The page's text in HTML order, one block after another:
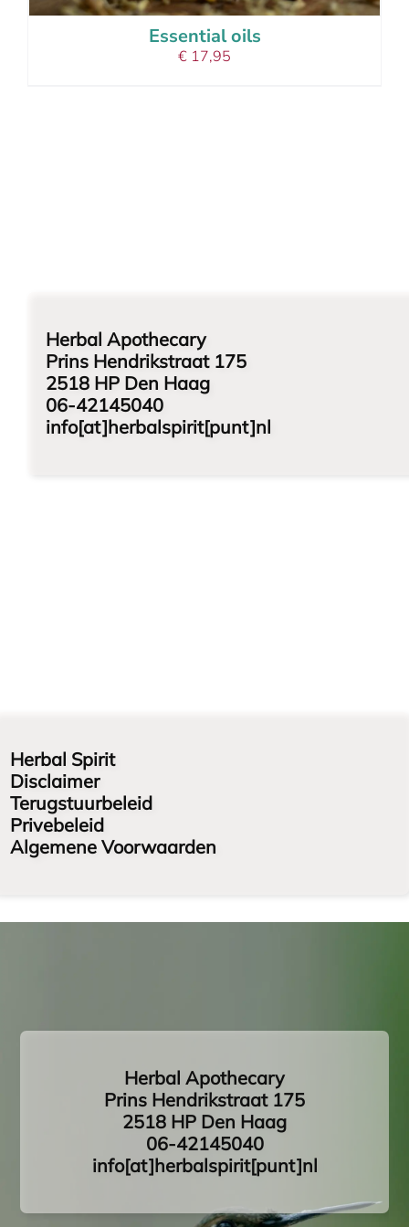
product
page
Essential oils
€ 17,95
Herbal Apothecary
Prins Hendrikstraat 175
2518 HP Den Haag
06-42145040
info[at]herbalspirit[punt]nl
Herbal Spirit
Disclaimer
Terugstuurbeleid
Privebeleid
Algemene Voorwaarden
Herbal Apothecary
Prins Hendrikstraat 175
2518 HP Den Haag
06-42145040
info[at]herbalspirit[punt]nl